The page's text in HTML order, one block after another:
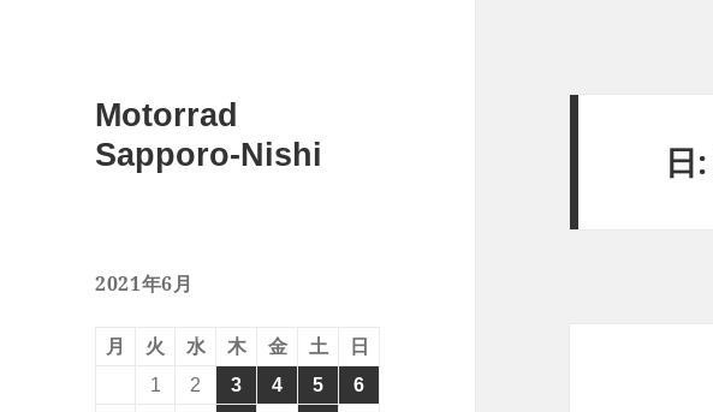
Motorrad
Sapporo-Nishi
2021年6月
月 火 水 木 金 土
日
1
2 3 4 5
6
日: